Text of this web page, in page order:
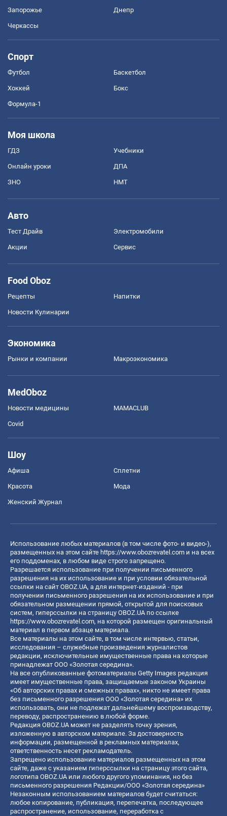
Запорожье Днепр
Черкассы
Спорт
Футбол Баскетбол
Хоккей Бокс
Формула-1
Моя школа
ГДЗ Учебники
Онлайн уроки ДПА
ЗНО НМТ
Авто
Тест Драйв Электромобили
Акции Сервис
Food Oboz
Рецепты Напитки
Новости Кулинарии
Экономика
Рынки и компании Mакроэкономика
MedOboz
Новости медицины MAMACLUB
Covid
Шоу
Афиша Сплетни
Красота Мода
Женский Журнал
Использование любых материалов (в том числе фото- и видео-),
размещенных на этом сайте https://www.obozrevatel.com и на всех
его поддоменах, в любом виде строго запрещено.
Разрешается использование при получении письменного
разрешения на их использование и при условии обязательной
ссылки на сайт OBOZ.UA, а для интернет-изданий - при
получении письменного разрешения на их использование и при
обязательном размещении прямой, открытой для поисковых
систем, гиперссылки на страницу OBOZ.UA по ссылке
https://www.obozrevatel.com, на которой размещен оригинальный
материал в первом абзаце материала.
Все материалы на этом сайте, в том числе интервью, статьи,
исследования – служебные произведения журналистов
редакции, исключительные имущественные права на которые
принадлежат ООО «Золотая середина».
На все опубликованные фотоматериалы Getty Images редакция
имеет имущественные права, защищаемые законом Украины
«Об авторских правах и смежных правах», никто не имеет права
без письменного разрешения ООО «Золотая середина» их
использовать, они не подлежат дальнейшему воспроизводству,
переводу, распространению в любой форме.
Редакция OBOZ.UA может не разделять точку зрения,
изложенную в авторском материале. За достоверность
информации, размещенной в рекламных материалах,
ответственность несет рекламодатель.
Запрещено использование материалов размещенных на этом
сайте, даже с указанием гиперссылки на страницу этого сайта,
логотипа OBOZ.UA или любого другого упоминания, но без
письменного разрешения Редакции/ООО «Золотая середина»
Незаконным использованием материалов будет считаться:
любое копирование, публикация, перепечатка, последующее
распространение, использование, переработка с